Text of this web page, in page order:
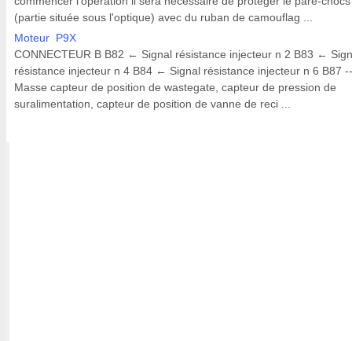
(partie située sous l'optique) avec du ruban de camouflag ...
Moteur P9X
CONNECTEUR B B82 ← Signal résistance injecteur n 2 B83 ←
résistance injecteur n 4 B84 ← Signal résistance injecteur n 6 B87
Masse capteur de position de wastegate, capteur de pression de
suralimentation, capteur de position de vanne de reci ...